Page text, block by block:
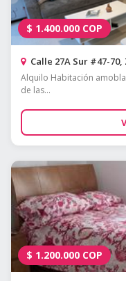
$ 1.400.000 COP
Calle 27A Sur #47-
Alquilo Habitación
de las...
$ 1.200.000 COP